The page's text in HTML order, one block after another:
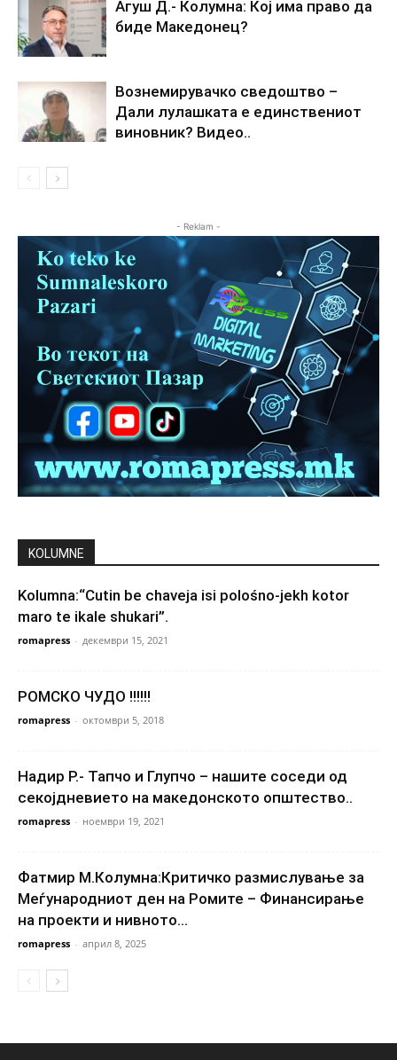
Агуш Д.- Колумна: Кој има право да
биде Македонец?
Вознемирувачко сведоштво –
Дали лулашката е единствениот
виновник? Видео..
- Reklam -
KOLUMNE
Kolumna:“Cutin be chaveja isi polośno-jekh kotor
maro te ikale shukari”.
romapress - декември 15, 2021
РОМСКО ЧУДО !!!!!!
romapress - октомври 5, 2018
Надир Р.- Тапчо и Глупчо – нашите соседи од
секојдневието на македонското општество..
romapress - ноември 19, 2021
Фатмир М.Колумна:Критичко размислување за
Меѓународниот ден на Ромите – Финансирање
на проекти и нивното...
romapress - април 8, 2025